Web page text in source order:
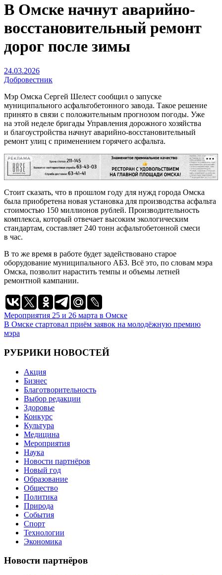
В Омске начнут аварийно-
восстановительный ремонт
дорог после зимы
24.03.2026
Добровестник
Мэр Омска Сергей Шелест сообщил о запуске
муниципального асфальтобетонного завода. Такое решение
принято в связи с положительным прогнозом погоды. Уже
на этой неделе бригады Управления дорожного хозяйства
и благоустройства начнут аварийно-восстановительный
ремонт улиц с применением горячего асфальта.
РЕКЛАМА
Стоит сказать, что в прошлом году для нужд города Омска
была приобретена новая установка для производства асфальта
стоимостью 150 миллионов рублей. Производительность
комплекса, который отвечает высоким экологическим
стандартам, составляет 240 тонн асфальтобетонной смеси
в час.
В то же время в работе будет задействовано старое
оборудование муниципального АБЗ. Всё это, по словам мэра
Омска, позволит нарастить темпы и объемы летней
ремонтной кампании.
Навигация
по
Мероприятия 25 и 26 марта в Омске
В Омске стартовал приём заявок на молодёжную премию
мэра
РУБРИКИ НОВОСТЕЙ
Акция
Бизнес
Благотворительность
Выбор редакции
Здоровье
Конкурс
Культура
Медицина
Мероприятия
Наука
Новости партнёров
Новый год
Образование
Общество
Политика
Природа
События
Спорт
Технологии
Экономика
Новости партнёров